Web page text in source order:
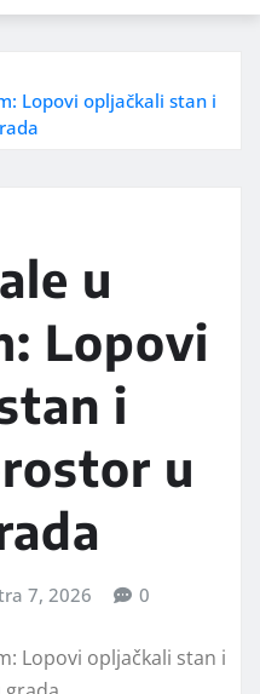
Lopovi opljačkali stan i
u
Lopovi
i
u
7, 2026 0